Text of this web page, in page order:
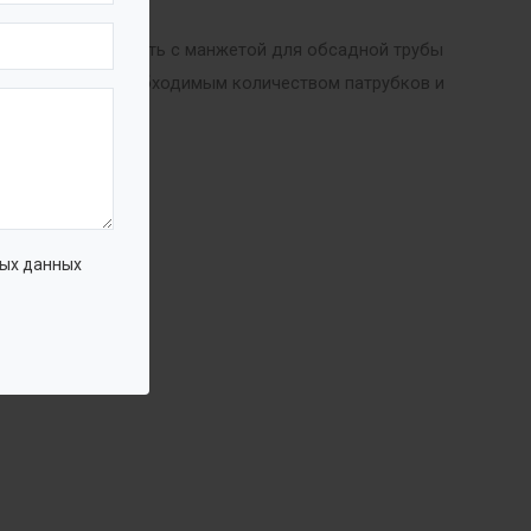
данных
емкость с манжетой для обсадной трубы
необходимым количеством патрубков и